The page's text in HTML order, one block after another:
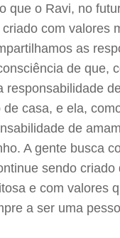
que o Ravi, no
com valores
as
de que,
responsabilidade
casa, e ela,
de
A gente busca
sendo criado
e com valores
a ser uma